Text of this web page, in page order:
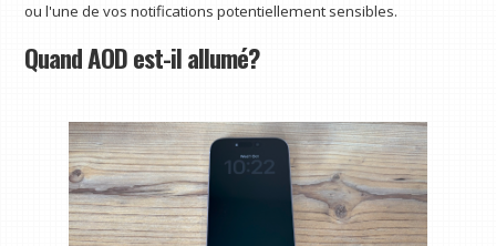
ou l'une de vos notifications potentiellement sensibles.
Quand AOD est-il allumé?